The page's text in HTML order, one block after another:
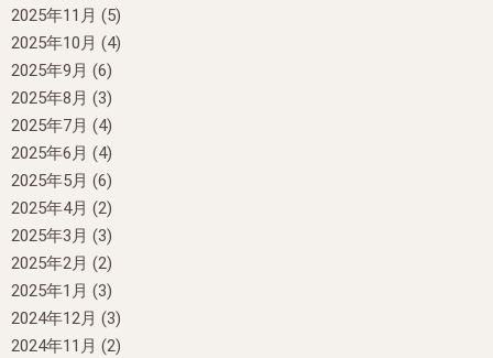
2025年11月 (5)
2025年10月 (4)
2025年9月 (6)
2025年8月 (3)
2025年7月 (4)
2025年6月 (4)
2025年5月 (6)
2025年4月 (2)
2025年3月 (3)
2025年2月 (2)
2025年1月 (3)
2024年12月 (3)
2024年11月 (2)